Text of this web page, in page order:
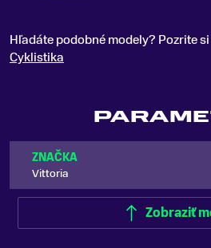
Hľadáte podobné modely? Pozrite
Cyklistika
ZNAČKA
Vittoria
Zobraziť